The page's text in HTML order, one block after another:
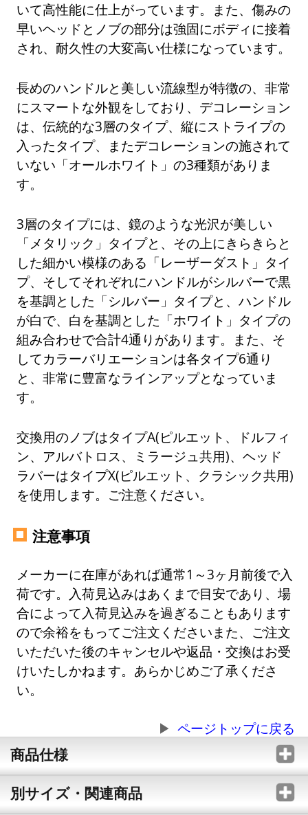
いて高性能に仕上がっています。また、傷みの
早いヘッドとノブの部分は強固にボディに接着
され、耐久性の大変高い仕様になっています。
長めのハンドルと美しい流線型が特徴の、非常
にスマートな外観をしており、デコレーション
は、伝統的な3層のタイプ、縦にストライプの
入ったタイプ、またデコレーションの施されて
いない「オールホワイト」の3種類がありま
す。
3層のタイプには、鏡のような光沢が美しい
「メタリック」タイプと、その上にきらきらと
した細かい模様のある「レーザーダスト」タイ
プ、そしてそれぞれにハンドルがシルバーで黒
を基調とした「シルバー」タイプと、ハンドル
が白で、白を基調とした「ホワイト」タイプの
組み合わせで合計4通りがあります。また、そ
してカラーバリエーションは各タイプ6通り
と、非常に豊富なラインアップとなっていま
す。
交換用のノブはタイプA(ピルエット、ドルフィ
ン、アルバトロス、ミラージュ共用)、ヘッド
ラバーはタイプX(ピルエット、クラシック共用)
を使用します。ご注意ください。
注意事項
メーカーに在庫があれば通常1～3ヶ月前後で入
荷です。入荷見込みはあくまで目安であり、場
合によって入荷見込みを過ぎることもあります
ので余裕をもってご注文くださいまた、ご注文
いただいた後のキャンセルや返品・交換はお受
けいたしかねます。あらかじめご了承くださ
い。
ページトップに戻る
商品仕様
別サイズ・関連商品